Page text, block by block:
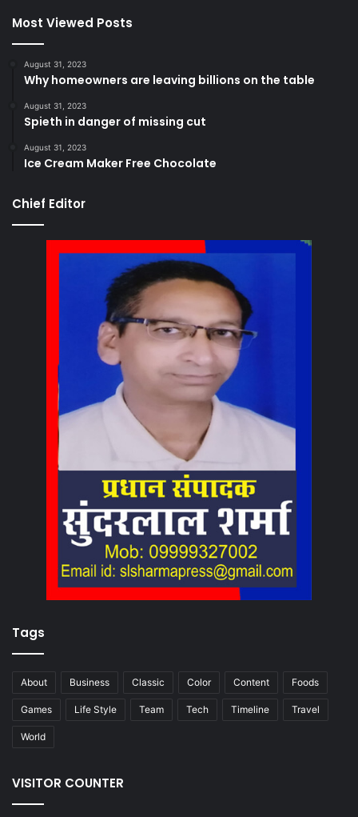
Most Viewed Posts
August 31, 2023
Why homeowners are leaving billions on the table
August 31, 2023
Spieth in danger of missing cut
August 31, 2023
Ice Cream Maker Free Chocolate
Chief Editor
Tags
About Business Classic Color Content Foods
Games Life Style Team Tech Timeline Travel
World
VISITOR COUNTER